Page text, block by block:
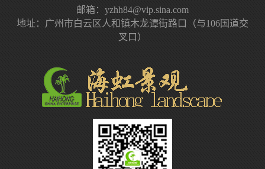
邮箱：yzhh84@vip.sina.com
地址：广州市白云区人和镇木龙谭街路口（与106国道交
叉口）